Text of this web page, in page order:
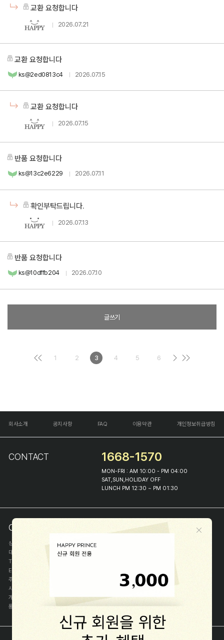
교환 요청합니다
2026.07.21
교환 요청합니다
ks@2ed0813c4 2026.07.15
교환 요청합니다
2026.07.15
반품 요청합니다
ks@13c2e6229 2026.07.11
확인부탁드립니다.
2026.07.13
반품 요청합니다
ks@10dffb204 2026.07.10
글쓰기
1 2 3 4 5 6
회사소개 공지사항 FAQ 이용약관 개인정보취급방침
CONTACT 1668-1570
MON-FRI : AM 10:00 - PM 04:00
SAT,SUN,HOLIDAY OFF
LUNCH PM 12:30 ~ PM 01:30
COMPANY INFO
상호
(주)해피프린스
대표
이화진
TEL
E-MAIL
주소
사업자등록번호
개인정보관리자
이화진
통신판매신고번호
제 2018-서울종로-1384 호 [사업자정보확인]